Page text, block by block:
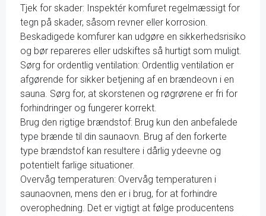
Tjek for skader: Inspektér komfuret regelmæssigt for
tegn på skader, såsom revner eller korrosion.
Beskadigede komfurer kan udgøre en sikkerhedsrisiko
og bør repareres eller udskiftes så hurtigt som muligt.
Sørg for ordentlig ventilation: Ordentlig ventilation er
afgørende for sikker betjening af en brændeovn i en
sauna. Sørg for, at skorstenen og røgrørene er fri for
forhindringer og fungerer korrekt.
Brug den rigtige brændstof: Brug kun den anbefalede
type brænde til din saunaovn. Brug af den forkerte
type brændstof kan resultere i dårlig ydeevne og
potentielt farlige situationer.
Overvåg temperaturen: Overvåg temperaturen i
saunaovnen, mens den er i brug, for at forhindre
overophedning. Det er vigtigt at følge producentens